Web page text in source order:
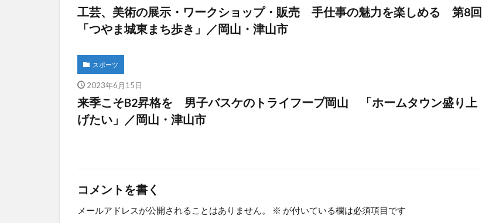
工芸、美術の展示・ワークショップ・販売 手仕事の魅力を楽しめる 第8回
「つやま城東まち歩き」／岡山・津山市
スポーツ
2023年6月15日
来季こそB2昇格を 男子バスケのトライフープ岡山 「ホームタウン盛り上
げたい」／岡山・津山市
コメントを書く
メールアドレスが公開されることはありません。 ※ が付いている欄は必須項目です